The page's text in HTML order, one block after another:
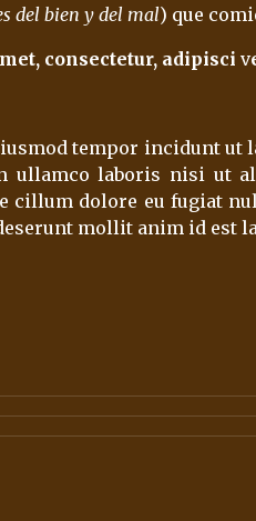
del bien y del mal) que
consectetur, adipisci v
tempor incidunt ut
ullamco laboris nisi ut
cillum dolore eu fugiat
mollit anim id est